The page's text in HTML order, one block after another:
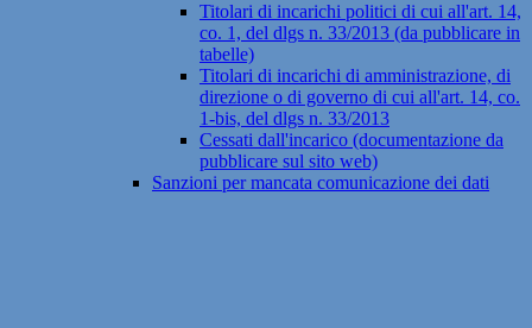
Titolari di incarichi politici di cui all'art. 14,
co. 1, del dlgs n. 33/2013 (da pubblicare in
tabelle)
Titolari di incarichi di amministrazione, di
direzione o di governo di cui all'art. 14, co.
1-bis, del dlgs n. 33/2013
Cessati dall'incarico (documentazione da
pubblicare sul sito web)
Sanzioni per mancata comunicazione dei dati